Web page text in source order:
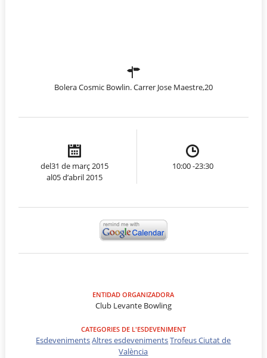
Bolera Cosmic Bowlin. Carrer Jose Maestre,20
del31 de març 2015
al05 d’abril 2015
10:00 -23:30
ENTIDAD ORGANIZADORA
Club Levante Bowling
CATEGORIES DE L'ESDEVENIMENT
EsdevenimentsAltres esdevenimentsTrofeus Ciutat de
València